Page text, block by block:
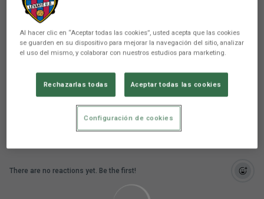
the black and white
shirt back again"
Roger: "Es bonito recuperar la camiseta
blanquinegra"
There are no reactions yet. Be the first!
Al hacer clic en “Aceptar todas las cookies”, usted acepta que las cookies
se guarden en su dispositivo para mejorar la navegación del sitio, analizar
el uso del mismo, y colaborar con nuestros estudios para marketing.
Rechazarlas todas Aceptar todas las cookies
Configuración de cookies